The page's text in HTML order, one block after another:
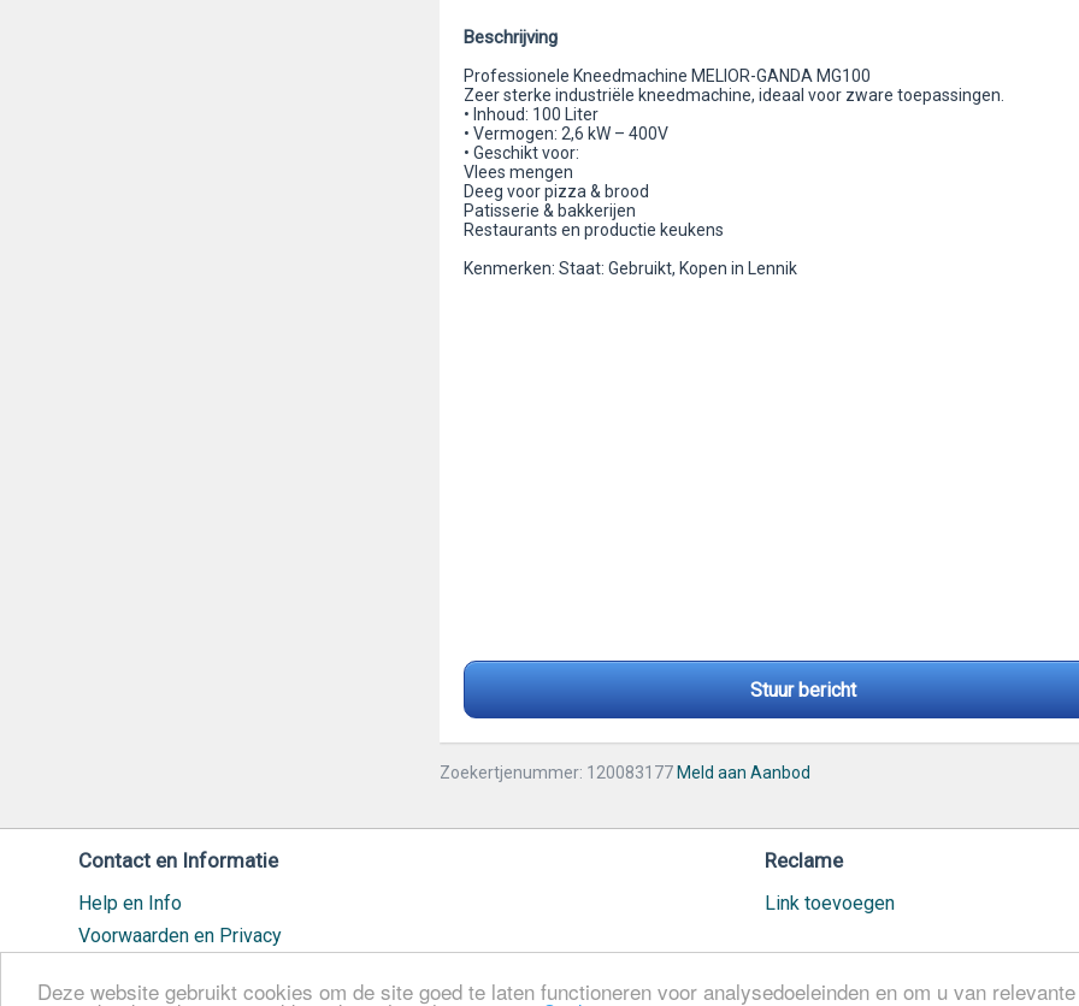
Deze website gebruikt cookies om de site goed te laten functioneren voor analysedoeleinden en om u van
Beschrijving
Professionele Kneedmachine MELIOR-GANDA MG100
Zeer sterke industriële kneedmachine, ideaal voor zware toepassingen.
• Inhoud: 100 Liter
• Vermogen: 2,6 kW – 400V
• Geschikt voor:
Vlees mengen
Deeg voor pizza & brood
Patisserie & bakkerijen
Restaurants en productie keukens
Kenmerken: Staat: Gebruikt, Kopen in Lennik
Stuur bericht
Zoekertjenummer: 120083177 Meld aan Aanbod
Contact en Informatie
Help en Info
Voorwaarden en Privacy
Cookiebeleid
Reclame
Link toevoegen